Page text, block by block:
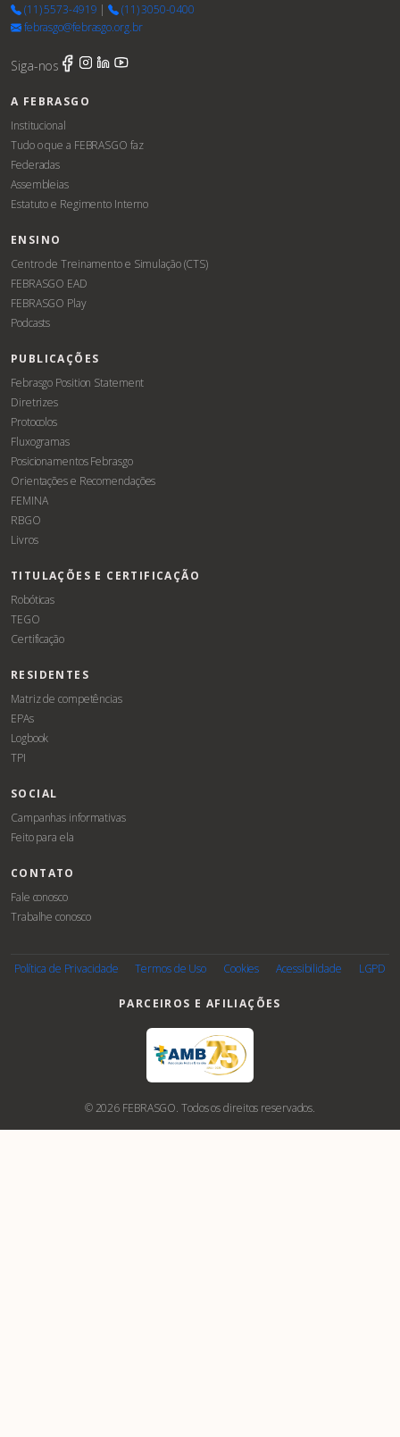
(11) 5573-4919 |
(11) 3050-0400
febrasgo@febrasgo.org.br
Siga-nos
A FEBRASGO
Institucional
Tudo o que a FEBRASGO faz
Federadas
Assembleias
Estatuto e Regimento Interno
ENSINO
Centro de Treinamento e Simulação (CTS)
FEBRASGO EAD
FEBRASGO Play
Podcasts
PUBLICAÇÕES
Febrasgo Position Statement
Diretrizes
Protocolos
Fluxogramas
Posicionamentos Febrasgo
Orientações e Recomendações
FEMINA
RBGO
Livros
TITULAÇÕES E CERTIFICAÇÃO
Robóticas
TEGO
Certificação
RESIDENTES
Matriz de competências
EPAs
Logbook
TPI
SOCIAL
Campanhas informativas
Feito para ela
CONTATO
Fale conosco
Trabalhe conosco
Política de Privacidade Termos de Uso Cookies Acessibilidade LGPD
PARCEIROS E AFILIAÇÕES
© 2026 FEBRASGO. Todos os direitos reservados.